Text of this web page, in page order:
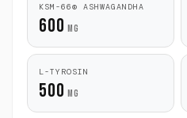
KSM-66® ASHWAGANDHA
600 mg
5% Withanolide
patentierter Vollspektrum-
L-TYROSIN
500 mg